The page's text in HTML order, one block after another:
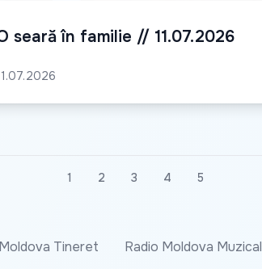
seară în familie // 11.07.2026
1 2 3 4 5
Tineret Radio Moldova Muzical